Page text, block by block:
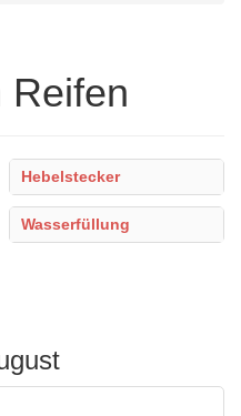
Reifen
Hebelstecker
Wasserfüllung